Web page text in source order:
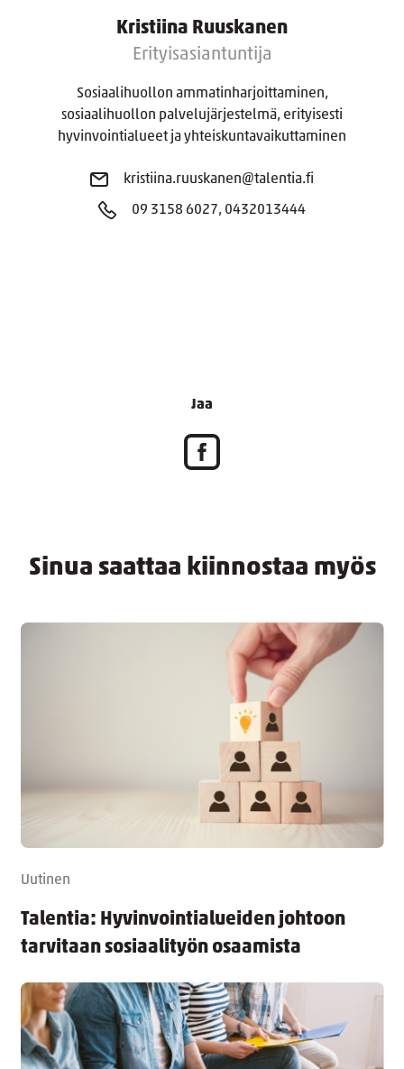
Kristiina Ruuskanen
Erityisasiantuntija
Sosiaalihuollon ammatinharjoittaminen,
sosiaalihuollon palvelujärjestelmä, erityisesti
hyvinvointialueet ja yhteiskuntavaikuttaminen
kristiina.ruuskanen@talentia.fi
09 3158 6027, 0432013444
Jaa
Sinua saattaa kiinnostaa myös
Uutinen
Talentia: Hyvinvointialueiden johtoon
tarvitaan sosiaalityön osaamista